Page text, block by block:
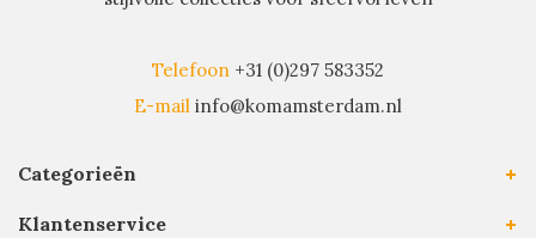
Telefoon +31 (0)297 583352
E-mail info@komamsterdam.nl
Categorieën
Klantenservice